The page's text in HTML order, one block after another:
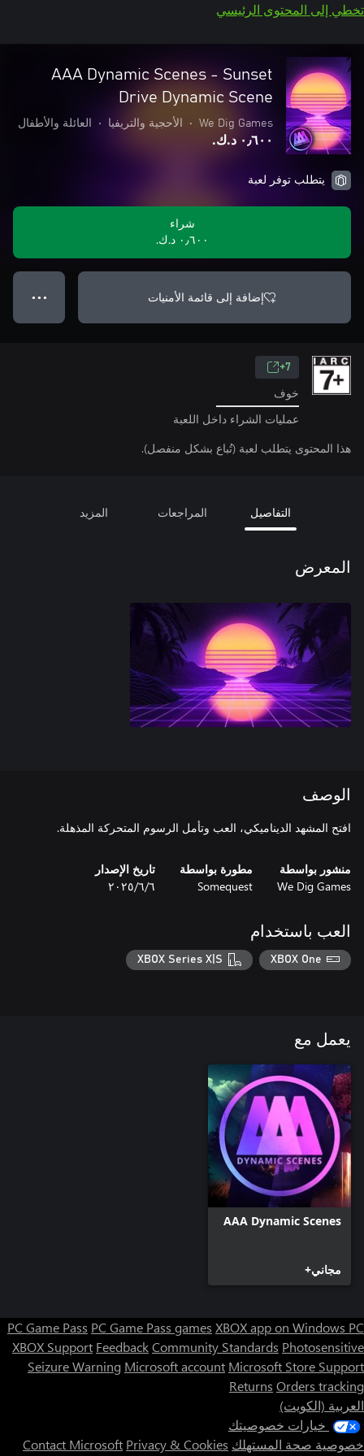
تخطي إلى المحتوى الرئيسي
AAA Dynamic Scenes - Sunset
Drive Dynamic Scene
We Dig Games
• الأحجية والتريفيا • العائلة والأطفال
٠٫٦٠٠ د.ك.‏
يتطلب توفر لعبة
شراء
٠٫٦٠٠ د.ك.‏
إضافة إلى قائمة الأمنيات ● ● ●
7+
خوف
عمليات الشراء داخل اللعبة
هذا المحتوى يتطلب لعبة (تُباع بشكل منفصل).
التفاصيل المراجعات المزيد
المعرض
الوصف
افتح المشهد الديناميكي، العب وتأمل الرسوم المتحركة المذهلة.
منشور بواسطة
We Dig Games
مطورة بواسطة
Somequest
تاريخ الإصدار
٦‏/٦‏/٢٠٢٥
العب باستخدام
XBOX One
XBOX Series X|S
يعمل مع
AAA Dynamic Scenes
مجاني+
PC Game Pass PC Game Pass games XBOX app on Windows PC
XBOX Support FeedbackCommunity Standards Photosensitive
Seizure Warning Microsoft account Microsoft Store Support
Returns Orders tracking
العربية (الكويت)
خيارات خصوصيتك
خصوصية صحة المستهلك
Contact Microsoft Privacy & Cookies